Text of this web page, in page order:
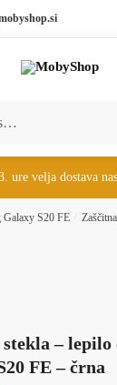
ure velja dostava
Galaxy S20 FE
– lepilo
FE – črna